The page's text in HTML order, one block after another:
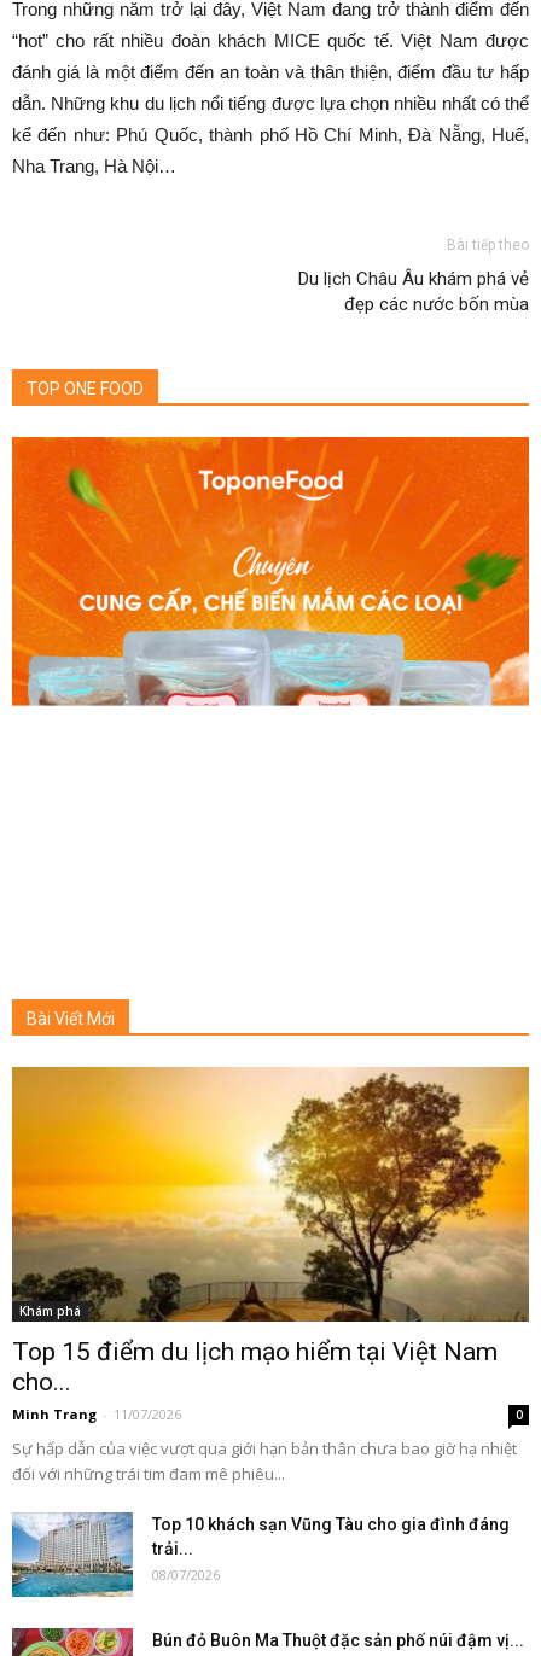
Trong những năm trở lại đây, Việt Nam đang trở thành điểm đến
“hot” cho rất nhiều đoàn khách MICE quốc tế. Việt Nam được
đánh giá là một điểm đến an toàn và thân thiện, điểm đầu tư hấp
dẫn. Những khu du lịch nổi tiếng được lựa chọn nhiều nhất có thể
kể đến như: Phú Quốc, thành phố Hồ Chí Minh, Ðà Nẵng, Huế,
Nha Trang, Hà Nội…
Bài tiếp theo
Du lịch Châu Âu khám phá vẻ
đẹp các nước bốn mùa
TOP ONE FOOD
Bài Viết Mới
Khám phá
Top 15 điểm du lịch mạo hiểm tại Việt Nam
cho...
Minh Trang - 11/07/2026 0
Sự hấp dẫn của việc vượt qua giới hạn bản thân chưa bao giờ hạ nhiệt
đối với những trái tim đam mê phiêu...
Top 10 khách sạn Vũng Tàu cho gia đình đáng
trải...
08/07/2026
Bún đỏ Buôn Ma Thuột đặc sản phố núi đậm vị...